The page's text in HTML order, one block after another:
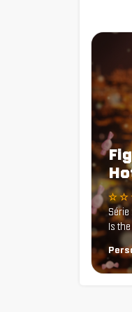
☆ ☆
Série :
Is